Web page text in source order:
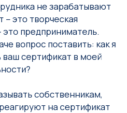
не зарабатывают
– это творческая
это предприниматель.
вопрос поставить: как я
ваш сертификат в моей
собственникам,
на сертификат